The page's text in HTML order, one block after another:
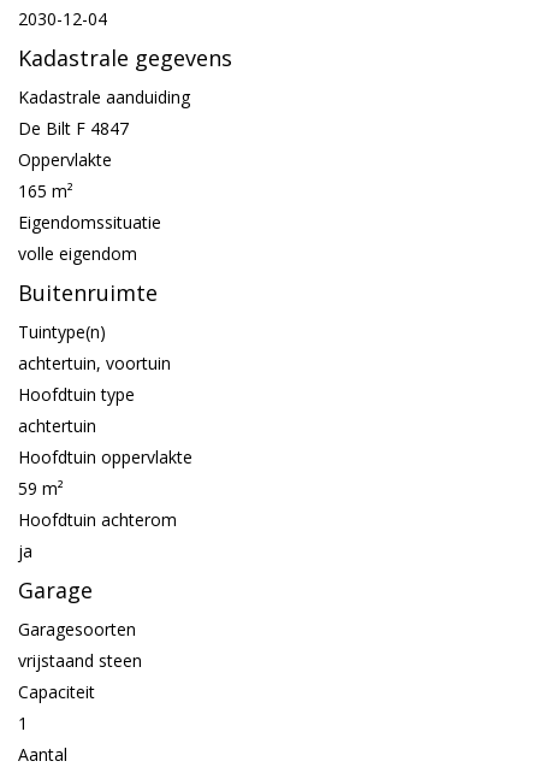
2030-12-04
Kadastrale gegevens
Kadastrale aanduiding
De Bilt F 4847
Oppervlakte
165 m²
Eigendomssituatie
volle eigendom
Buitenruimte
Tuintype(n)
achtertuin, voortuin
Hoofdtuin type
achtertuin
Hoofdtuin oppervlakte
59 m²
Hoofdtuin achterom
ja
Garage
Garagesoorten
vrijstaand steen
Capaciteit
1
Aantal